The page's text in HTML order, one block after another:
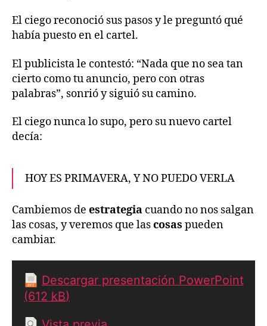
El ciego reconoció sus pasos y le preguntó qué
había puesto en el cartel.
El publicista le contestó: “Nada que no sea tan
cierto como tu anuncio, pero con otras
palabras”, sonrió y siguió su camino.
El ciego nunca lo supo, pero su nuevo cartel
decía:
HOY ES PRIMAVERA, Y NO PUEDO VERLA
Cambiemos de estrategia cuando no nos salgan
las cosas, y veremos que lascosas pueden
cambiar.
Descargar presentación PowerPoint
(612 kB)